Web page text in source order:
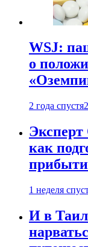
WSJ:
о
2 года спустя
Эксперт
как
1 неделя
И в